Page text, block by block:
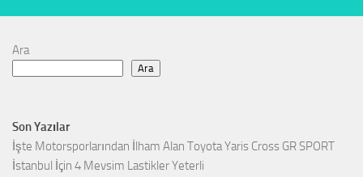
Ara
Ara
Son Yazılar
İşte Motorsporlarından İlham Alan Toyota Yaris Cross GR SPORT
İstanbul İçin 4 Mevsim Lastikler Yeterli